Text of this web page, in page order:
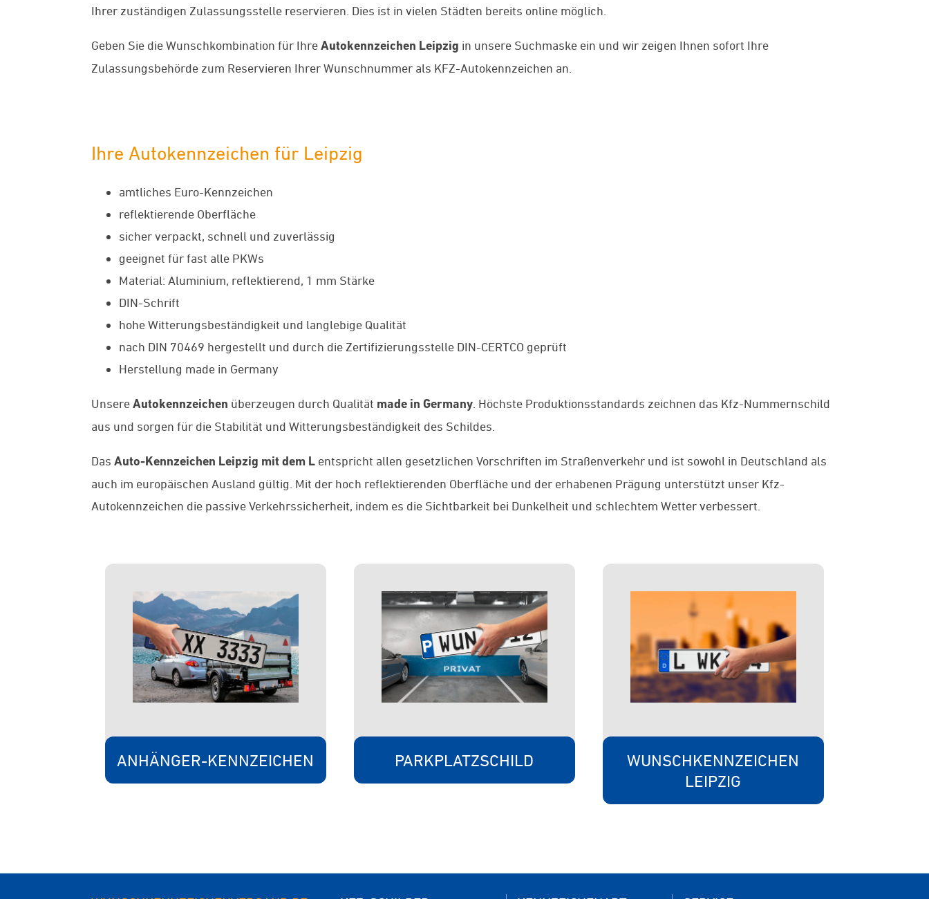
Ihrer zuständigen Zulassungsstelle reservieren. Dies ist in vielen Städten bereits online möglich.
Geben Sie die Wunschkombination für Ihre Autokennzeichen Leipzig in unsere Suchmaske ein und wir zeigen Ihnen sofort Ihre
Zulassungsbehörde zum Reservieren Ihrer Wunschnummer als KFZ-Autokennzeichen an.
Ihre Autokennzeichen für Leipzig
amtliches Euro-Kennzeichen
reflektierende Oberfläche
sicher verpackt, schnell und zuverlässig
geeignet für fast alle PKWs
Material: Aluminium, reflektierend, 1 mm Stärke
DIN-Schrift
hohe Witterungsbeständigkeit und langlebige Qualität
nach DIN 70469 hergestellt und durch die Zertifizierungsstelle DIN-CERTCO geprüft
Herstellung made in Germany
Unsere Autokennzeichen überzeugen durch Qualität made in Germany . Höchste Produktionsstandards zeichnen das Kfz-Nummernschild
aus und sorgen für die Stabilität und Witterungsbeständigkeit des Schildes.
Das Auto-Kennzeichen Leipzig mit dem L entspricht allen gesetzlichen Vorschriften im Straßenverkehr und ist sowohl in Deutschland als
auch im europäischen Ausland gültig. Mit der hoch reflektierenden Oberfläche und der erhabenen Prägung unterstützt unser Kfz-
Autokennzeichen die passive Verkehrssicherheit, indem es die Sichtbarkeit bei Dunkelheit und schlechtem Wetter verbessert.
ANHÄNGER-KENNZEICHEN PARKPLATZSCHILD
WUNSCHKENNZEICHEN
LEIPZIG